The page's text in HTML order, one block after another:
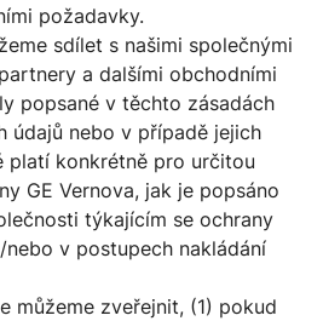
požadavky.
sdílet s našimi společnými
a dalšími obchodními
popsané v těchto zásadách
údajů nebo v případě jejich
platí konkrétně pro určitou
GE Vernova, jak je popsáno
týkajícím se ochrany
v postupech nakládání
můžeme zveřejnit, (1) pokud